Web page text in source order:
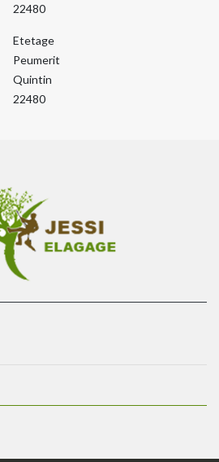
22480
Etetage
Peumerit
Quintin
22480